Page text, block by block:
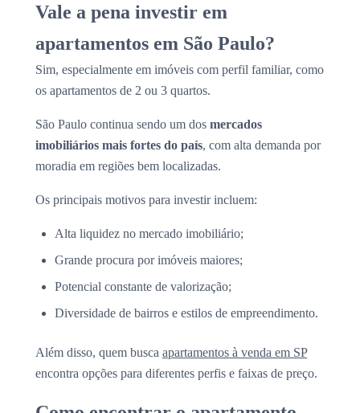
Vale a pena investir em
apartamentos em São Paulo?
Sim, especialmente em imóveis com perfil familiar, como
os apartamentos de 2 ou 3 quartos.
São Paulo continua sendo um dos mercados
imobiliários mais fortes do país, com alta demanda por
moradia em regiões bem localizadas.
Os principais motivos para investir incluem:
Alta liquidez no mercado imobiliário;
Grande procura por imóveis maiores;
Potencial constante de valorização;
Diversidade de bairros e estilos de empreendimento.
Além disso, quem busca apartamentos à venda em SP
encontra opções para diferentes perfis e faixas de preço.